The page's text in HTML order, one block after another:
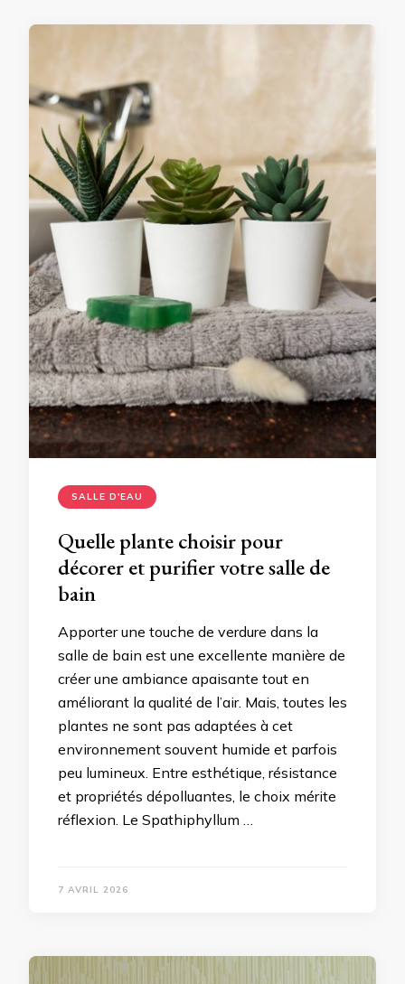
SALLE D'EAU
Quelle plante choisir pour
décorer et purifier votre salle de
bain
Apporter une touche de verdure dans la
salle de bain est une excellente manière de
créer une ambiance apaisante tout en
améliorant la qualité de l’air. Mais, toutes les
plantes ne sont pas adaptées à cet
environnement souvent humide et parfois
peu lumineux. Entre esthétique, résistance
et propriétés dépolluantes, le choix mérite
réflexion. Le Spathiphyllum …
7 AVRIL 2026